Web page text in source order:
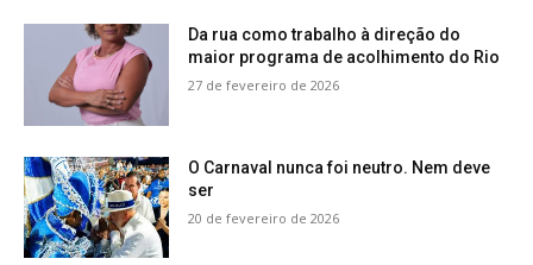
Da rua como trabalho à direção do
maior programa de acolhimento do Rio
27 de fevereiro de 2026
O Carnaval nunca foi neutro. Nem deve
ser
20 de fevereiro de 2026